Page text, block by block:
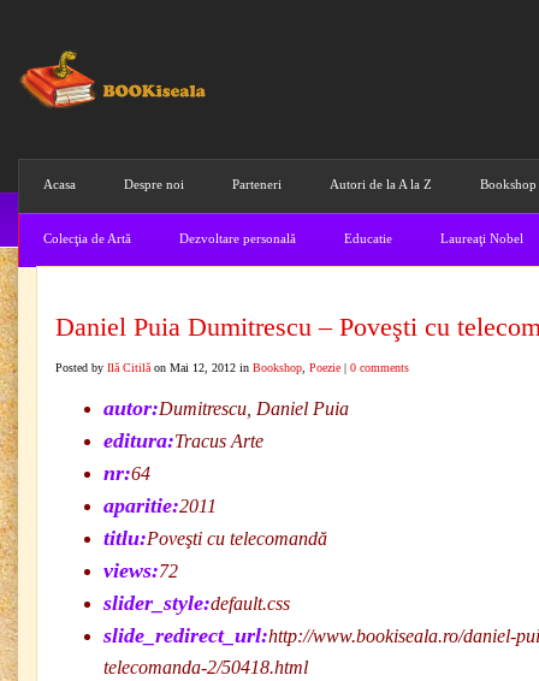
Acasa Despre noi Parteneri Autori de la A la Z Bookshop
Colecţia de Artă Dezvoltare personală Educatie Laureaţi Nobel
Daniel Puia Dumitrescu – Poveşti cu
Posted by Ilă Citilă on Mai 12, 2012 in Bookshop Poezie | 0 comments
autor:Dumitrescu, Daniel Puia
editura:Tracus Arte
nr:64
aparitie:2011
titlu:Poveşti cu telecomandă
views:72
slider_style:default.css
slide_redirect_url:http://www.bookiseala.ro/daniel-
telecomanda-2/50418.html